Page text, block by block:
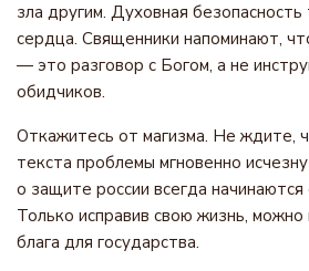
зла другим. Духовная
сердца. Священники напоминают,
— это разговор с Богом, а не
обидчиков.
Откажитесь от магизма. Не ждите,
текста проблемы мгновенно
о защите россии всегда начинаются
Только исправив свою жизнь, можно
блага для государства.